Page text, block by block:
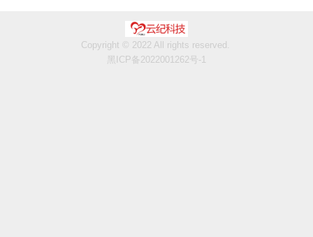
Copyright © 2022 All rights reserved.
黑ICP备2022001262号-1